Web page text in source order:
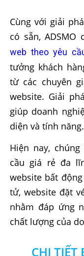
Cùng với giải
có sẵn,
web theo yêu
tưởng khách
từ các chuyên
website. Giải
giúp doanh
diện và tính năng.
Hiện nay,
cầu giá rẻ đa
website bất
tử, website đặt
nhằm đáp ứng
chất lượng của
CHI TIẾT